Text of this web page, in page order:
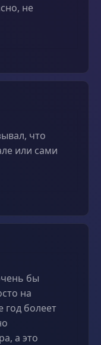
не
что
или сами
бы
на
болеет
а это